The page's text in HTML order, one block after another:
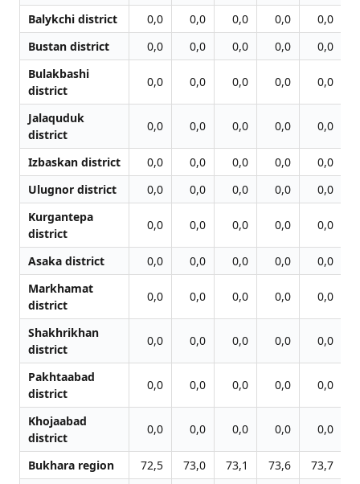
Balykchi district
0,0 0,0 0,0 0,0
0,0
Bustan district
0,0 0,0 0,0 0,0
0,0
Bulakbashi
district
0,0 0,0 0,0 0,0 0,0
Jalаquduk
district
0,0 0,0 0,0 0,0 0,0
Izbaskan district 0,0 0,0 0,0 0,0
0,0
Ulugnor district
0,0 0,0 0,0 0,0
0,0
Kurgantepa
district
0,0 0,0 0,0 0,0 0,0
Asaka district 0,0 0,0 0,0 0,0
0,0
Markhamat
district
0,0 0,0 0,0 0,0 0,0
Shakhrikhan
district
0,0 0,0 0,0 0,0 0,0
Pakhtaabad
district
0,0 0,0 0,0 0,0 0,0
Khojaabad
district
0,0 0,0 0,0 0,0 0,0
Bukhara region 72,5 73,0 73,1 73,6 73,7